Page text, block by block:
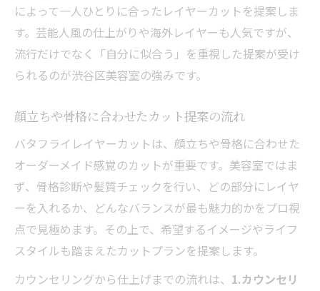
によって一人ひとりに合ったレイヤーカットを提案しま
す。芸能人風の仕上がりや海外レイヤーも人気ですが、
流行だけでなく「自分に似合う」を重視した提案が受け
られるのが渋谷区美容室の強みです。
顔立ちや骨格に合わせたカット提案の流れ
バタフライレイヤーカットは、顔立ちや骨格に合わせた
オーダーメイド感覚のカットが重要です。美容室ではま
ず、骨格診断や髪質チェックを行い、どの部分にレイヤ
ーを入れるか、どんなバランスが最も魅力的かをプロ視
点で見極めます。その上で、希望するイメージやライフ
スタイルも踏まえたカットプランを提案します。
カウンセリングから仕上げまでの流れは、 1.カウンセリ